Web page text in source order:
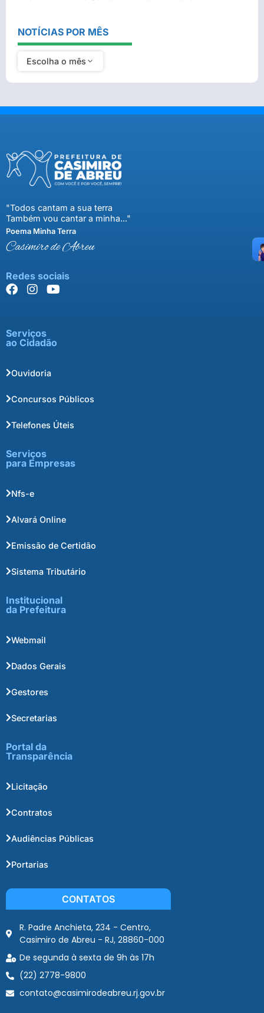
NOTÍCIAS POR MÊS
Escolha o mês
"Todos cantam a sua terra
Também vou cantar a minha..."
Poema Minha Terra
Casimiro de Abreu
Redes sociais
Serviços
ao Cidadão
Ouvidoria
Concursos Públicos
Telefones Úteis
Serviços
para Empresas
Nfs-e
Alvará Online
Emissão de Certidão
Sistema Tributário
Institucional
da Prefeitura
Webmail
Dados Gerais
Gestores
Secretarias
Portal da
Transparência
Licitação
Contratos
Audiências Públicas
Portarias
CONTATOS
R. Padre Anchieta, 234 - Centro,
Casimiro de Abreu - RJ, 28860-000
De segunda à sexta de 9h às 17h
(22) 2778-9800
contato@casimirodeabreu.rj.gov.br